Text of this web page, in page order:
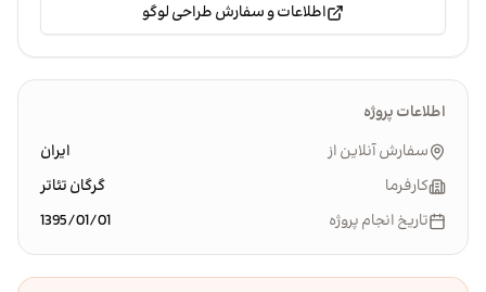
اطلاعات و سفارش طراحی لوگو
اطلاعات پروژه
سفارش آنلاین از
ایران
کارفرما
گرگان تئاتر
تاریخ انجام پروژه
1395/01/01